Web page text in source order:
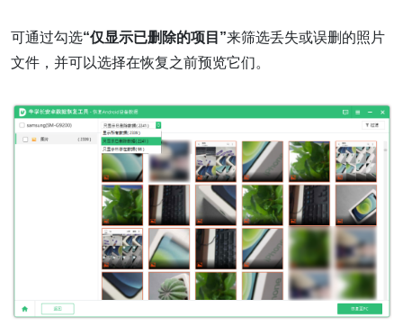
可通过勾选“仅显示已删除的项目”来筛选丢失或误删的照片
文件，并可以选择在恢复之前预览它们。